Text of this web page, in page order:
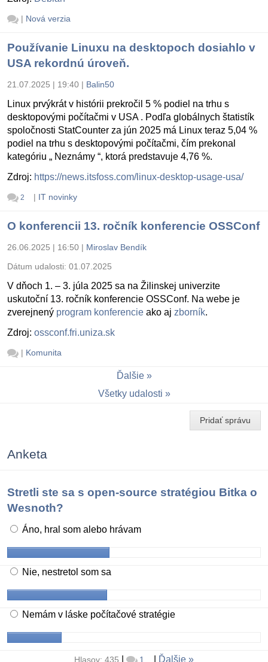
| Nová verzia
Používanie Linuxu na desktopoch dosiahlo v
USA rekordnú úroveň.
21.07.2025 | 19:40 | Balin50
Linux prvýkrát v histórii prekročil 5 % podiel na trhu s
desktopovými počítačmi v USA . Podľa globálnych štatistík
spoločnosti StatCounter za jún 2025 má Linux teraz 5,04 %
podiel na trhu s desktopovými počítačmi, čím prekonal
kategóriu „ Neznámy “, ktorá predstavuje 4,76 %.
Zdroj: https://news.itsfoss.com/linux-desktop-usage-usa/
2 | IT novinky
O konferencii 13. ročník konferencie OSSConf
26.06.2025 | 16:50 | Miroslav Bendík
Dátum udalosti: 01.07.2025
V dňoch 1. – 3. júla 2025 sa na Žilinskej univerzite
uskutoční 13. ročník konferencie OSSConf. Na webe je
zverejnený program konferencie ako aj zborník.
Zdroj: ossconf.fri.uniza.sk
| Komunita
Ďalšie
Všetky udalosti
Pridať správu
Anketa
Stretli ste sa s open-source stratégiou Bitka o
Wesnoth?
Áno, hral som alebo hrávam
Nie, nestretol som sa
Nemám v láske počítačové stratégie
Hlasov: 435 1 Ďalšie